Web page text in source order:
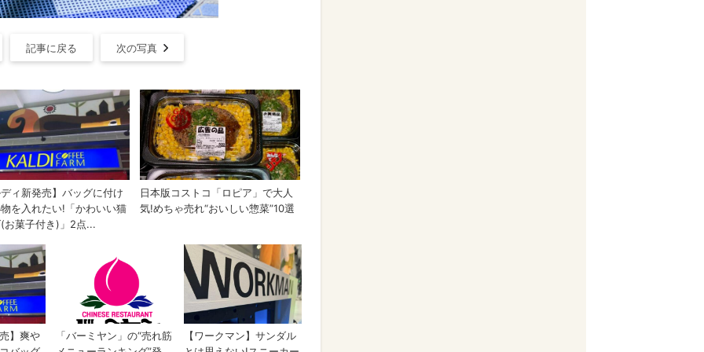
記事に戻る 次の写真